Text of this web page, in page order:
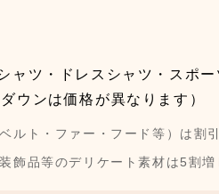
ャツ・ドレスシャツ・スポー
ウンは価格が異なります）
ルト・ファー・フード等）は割
飾品等のデリケート素材は5割増